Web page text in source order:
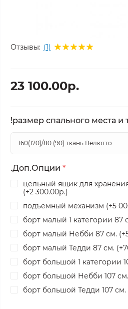
Отзывы: (1)
23 100.00р.
!размер спального места и
.Доп.Опции *
цельный ящик для
(+2 300.00р.)
подъемный механизм (+5
борт малый 1 категории 87
борт малый Небби 87 см.
борт малый Тедди 87 см.
борт большой 1 категории
борт большой Небби 107 см.
борт большой Тедди 107 см.